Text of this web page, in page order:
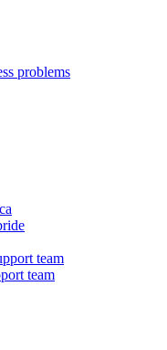
problems
team